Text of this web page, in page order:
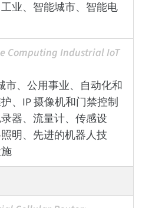
业、智能城市、智能电
市、公用事业、自动化和
、IP 摄像机和门禁控制
器、流量计、传感设
明、先进的机器人技